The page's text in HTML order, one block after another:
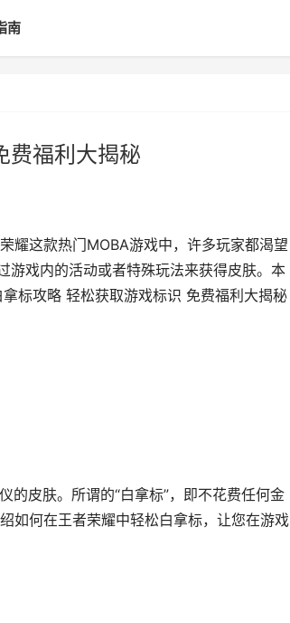
南
费福利大揭秘
耀这款热门MOBA游戏中，许多玩家都渴望
游戏内的活动或者特殊玩法来获得皮肤。本
标攻略 轻松获取游戏标识 免费福利大揭秘
的皮肤。所谓的“白拿标”，即不花费任何金
如何在王者荣耀中轻松白拿标，让您在游戏